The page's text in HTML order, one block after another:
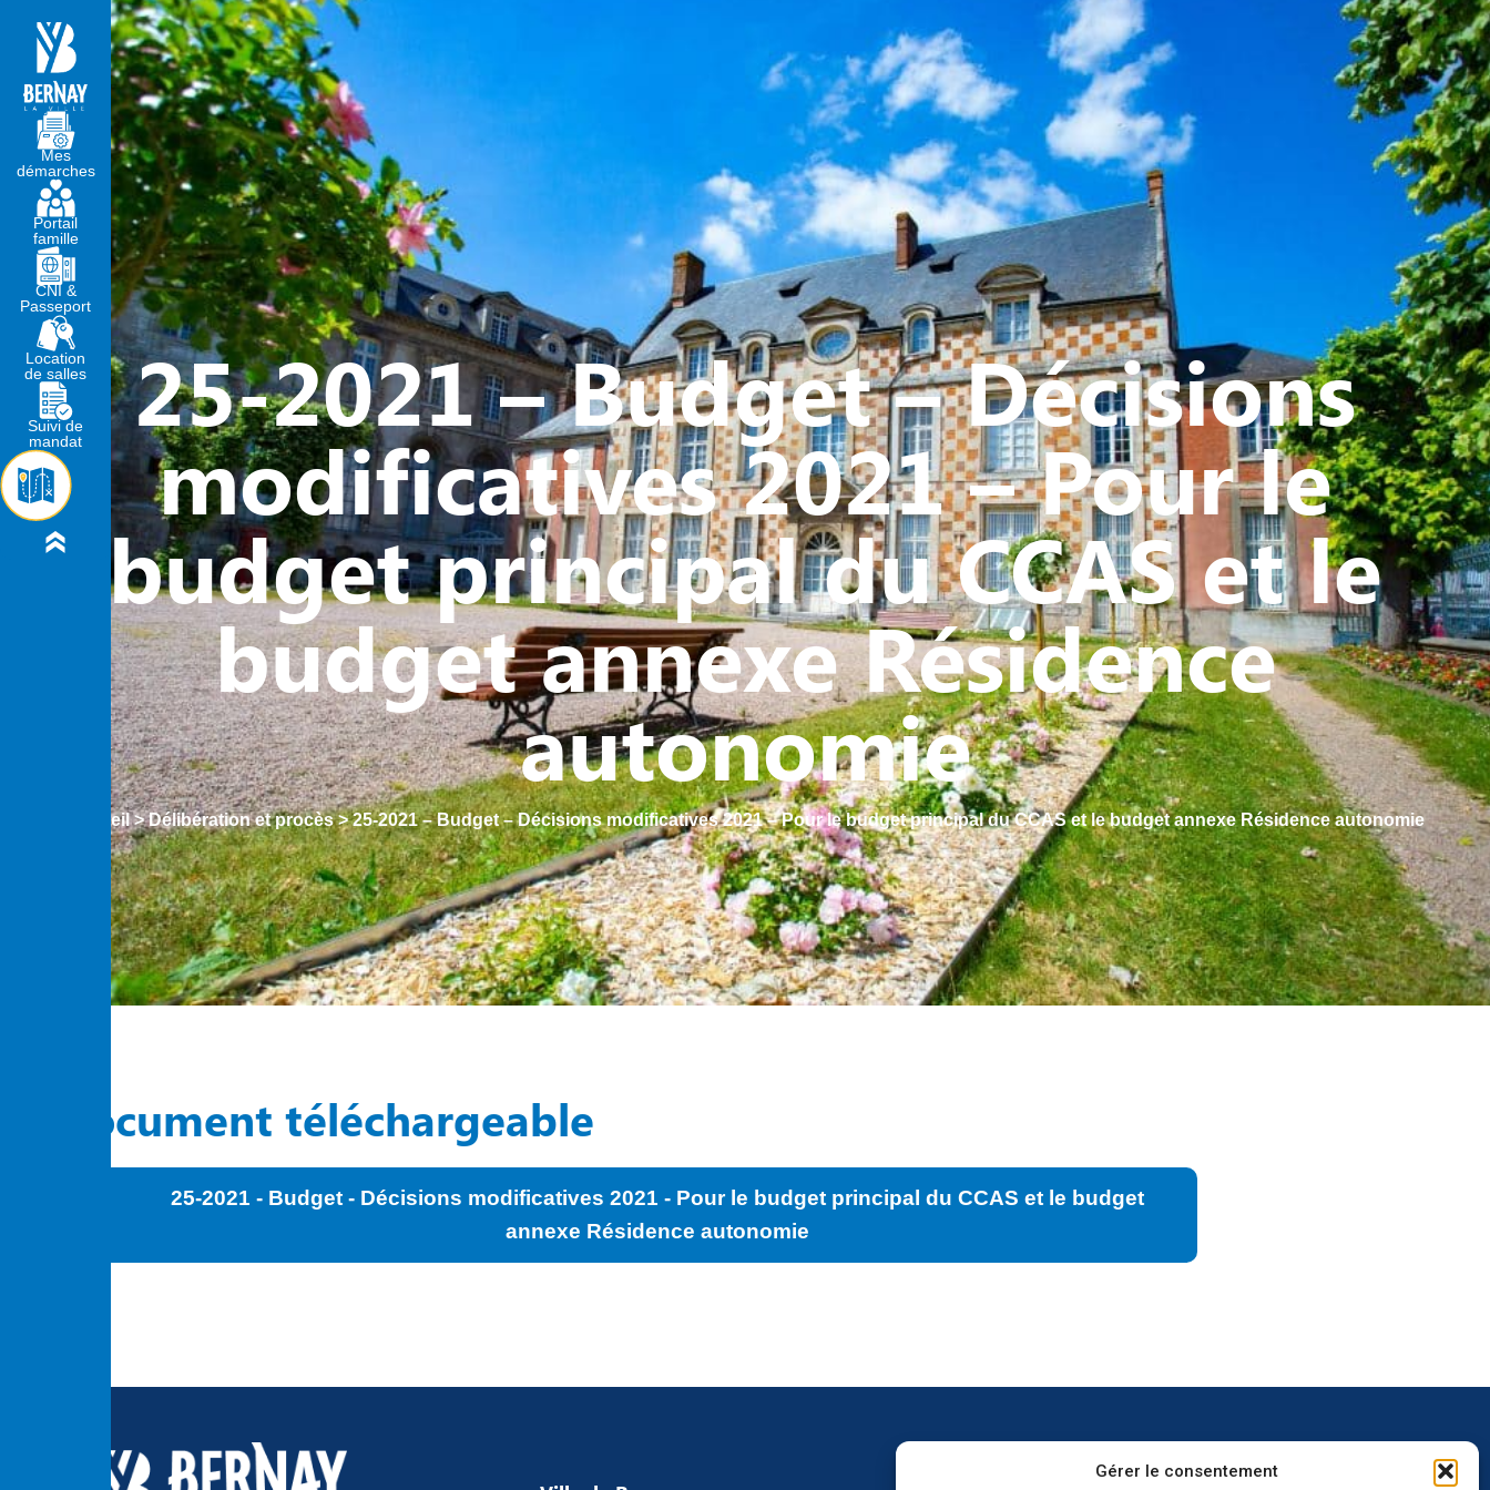
Gérer le consentement
MA MAIRIE ACTION SOCIALE VIE ASSOCIATIVE - SPORTIVE
25-2021 – Budget – Décisions
modificatives 2021 – Pour le
budget principal du CCAS et le
budget annexe Résidence
autonomie
Accueil>Délibération et procès>25-2021 – Budget – Décisions modificatives 2021 – Pour le budget principal du CCAS et le budget annexe Résidence autonomie
Document téléchargeable
25-2021 - Budget - Décisions modificatives 2021 - Pour le budget principal du CCAS et le budget
annexe Résidence autonomie
Mes
démarches
Portail
famille
CNI &
Passeport
Location
de salles
Suivi de
mandat